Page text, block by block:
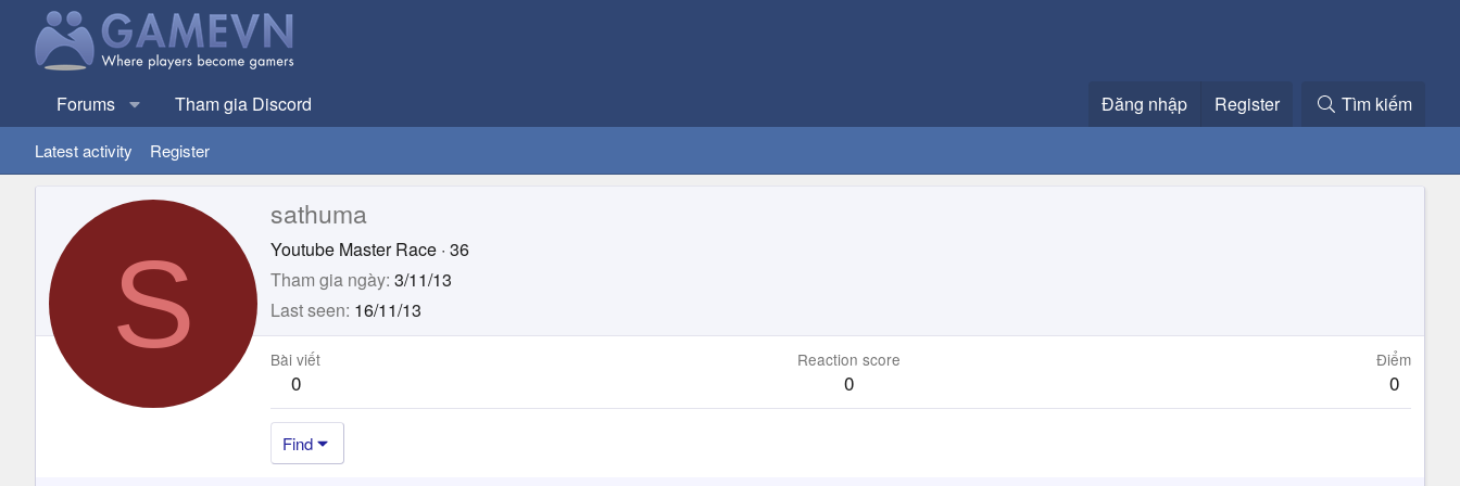
Forums Tham gia Discord Đăng nhập Register Tìm kiếm
Latest activity Register
S
sathuma
Youtube Master Race · 36
Tham gia ngày 3/11/13
Last seen 16/11/13
Bài viết
0
Reaction score
0
Điểm
0
Find